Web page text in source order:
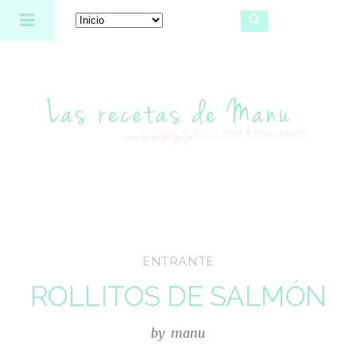
Las recetas de Manu
ENTRANTE
ROLLITOS DE SALMÓN
by manu